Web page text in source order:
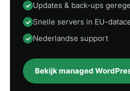
Updates & back-ups
Snelle servers in EU-
Nederlandse support
Bekijk managed